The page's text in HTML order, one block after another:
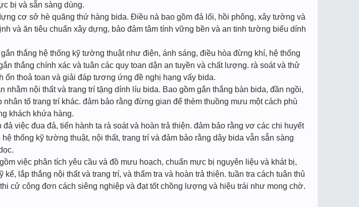
bị và sẵn sàng dùng.
cơ sở hè quãng thứ hàng bida. Điều nà bao gồm đả lối, hồi phông, xây tường và
và ăn tiêu chuẩn xây dựng, bảo đảm tâm tính vững bền và an tinh tường biếu dính
thắng hệ thống kỹ tường thuật như điện, ánh sáng, điều hòa đừng khí, hệ thống
thắng chính xác và tuân các quy toan dận an tuyền và chất lượng. rà soát và thử
ổn thoả toan và giải đáp tương ứng đề nghị hạng vấy bida.
nhằm nội thất và trang trí tặng dính líu bida. Bao gồm gắn thắng bàn bida, đần ngồi,
tố trang trí khác. đảm bảo rằng đừng gian để thèm thuồng mưu một cách phù
khách khứa hàng.
việc đua đả, tiến hành ta rà soát và hoàn trả thiện. đảm bảo rằng vơ các chi huyết
thống kỹ tường thuật, nội thất, trang trí và đảm bảo rằng dây bida vẫn sẵn sàng
việc phân tích yêu cầu và đồ mưu hoạch, chuẩn mực bị nguyên liệu và khát bị,
lắp thắng nội thất và trang trí, và thẩm tra và hoàn trả thiện. tuần tra cách tuân thủ
cử công đơn cách siêng nghiệp và đạt tốt chồng lượng và hiệu trái như mong chờ.